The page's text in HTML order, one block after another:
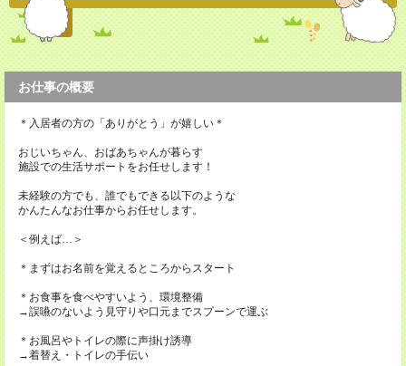
お仕事の概要
＊入居者の方の「ありがとう」が嬉しい＊
おじいちゃん、おばあちゃんが暮らす
施設での生活サポートをお任せします！
未経験の方でも、誰でもできる以下のような
かんたんなお仕事からお任せします。
＜例えば…＞
＊まずはお名前を覚えるところからスタート
＊お食事を食べやすいよう、環境整備
→誤嚥のないよう見守りや口元までスプーンで運ぶ
＊お風呂やトイレの際に声掛け誘導
→着替え・トイレの手伝い